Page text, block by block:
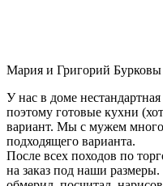
Мария и Григорий Бурковы
У нас в доме
поэтому готовые кухни
вариант. Мы с мужем
подходящего варианта.
После всех походов по
на заказ под наши